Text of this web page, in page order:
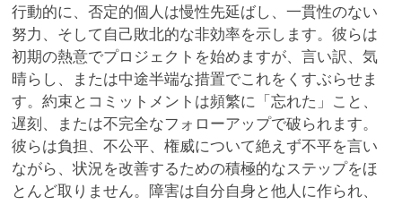
行動的に、否定的個人は慢性先延ばし、一貫性のない
努力、そして自己敗北的な非効率を示します。彼らは
初期の熱意でプロジェクトを始めますが、言い訳、気
晴らし、または中途半端な措置でこれをくすぶらせま
す。約束とコミットメントは頻繁に「忘れた」こと、
遅刻、または不完全なフォローアップで破られます。
彼らは負担、不公平、権威について絶えず不平を言い
ながら、状況を改善するための積極的なステップをほ
とんど取りません。障害は自分自身と他人に作られ、